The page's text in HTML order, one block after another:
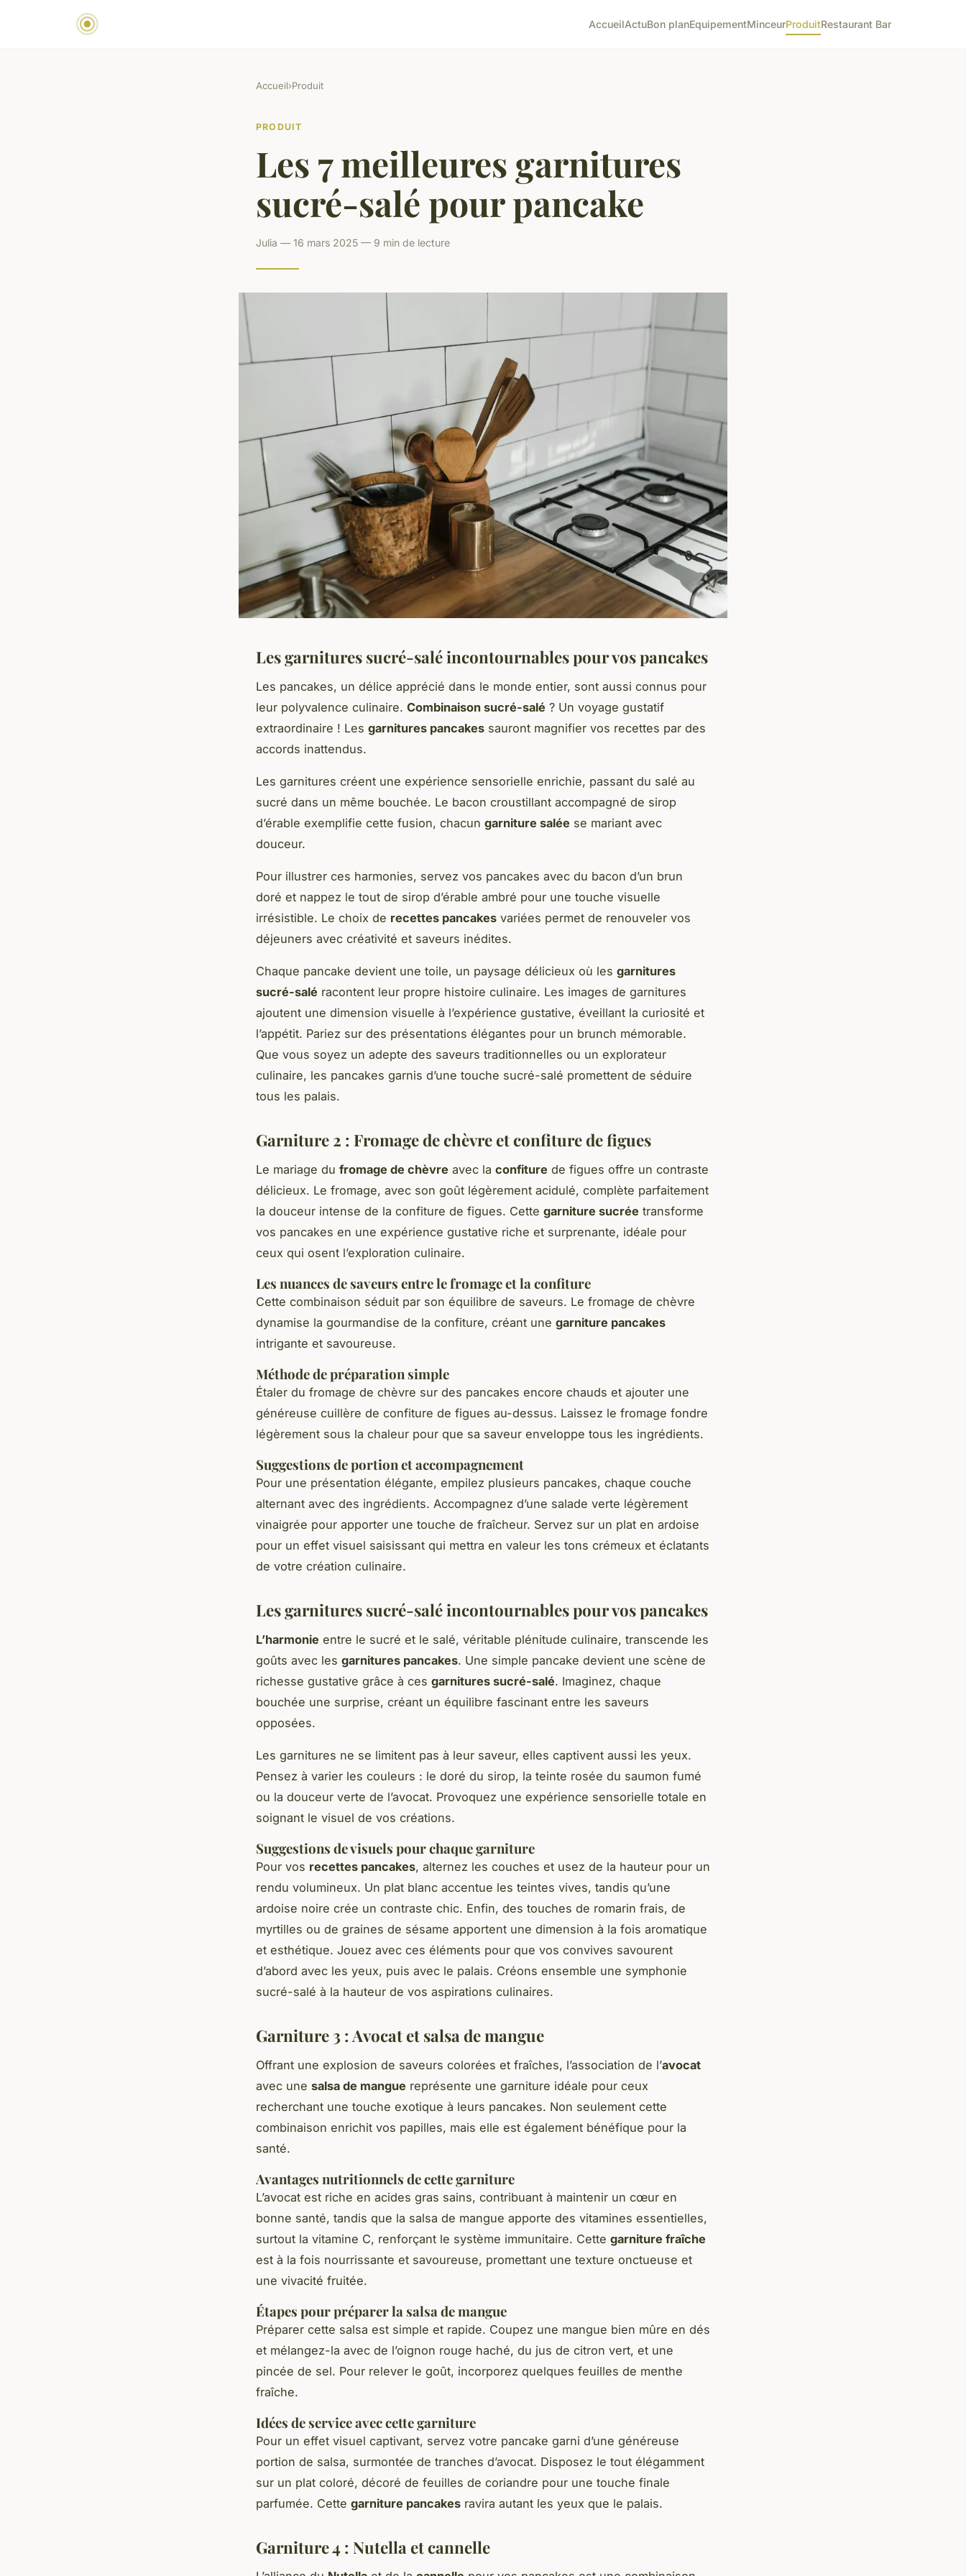
AccueilActuBon planEquipementMinceurProduitRestaurant Bar
Accueil›Produit
PRODUIT
Les 7 meilleures garnitures
sucré-salé pour pancake
Julia — 16 mars 2025 — 9 min de lecture
Les garnitures sucré-salé incontournables pour vos pancakes
Les pancakes, un délice apprécié dans le monde entier, sont aussi connus pour
leur polyvalence culinaire. Combinaison sucré-salé ? Un voyage gustatif
extraordinaire ! Les garnitures pancakes sauront magnifier vos recettes par des
accords inattendus.
Les garnitures créent une expérience sensorielle enrichie, passant du salé au
sucré dans un même bouchée. Le bacon croustillant accompagné de sirop
d’érable exemplifie cette fusion, chacun garniture salée se mariant avec
douceur.
Pour illustrer ces harmonies, servez vos pancakes avec du bacon d’un brun
doré et nappez le tout de sirop d’érable ambré pour une touche visuelle
irrésistible. Le choix de recettes pancakes variées permet de renouveler vos
déjeuners avec créativité et saveurs inédites.
Chaque pancake devient une toile, un paysage délicieux où les garnitures
sucré-salé racontent leur propre histoire culinaire. Les images de garnitures
ajoutent une dimension visuelle à l’expérience gustative, éveillant la curiosité et
l’appétit. Pariez sur des présentations élégantes pour un brunch mémorable.
Que vous soyez un adepte des saveurs traditionnelles ou un explorateur
culinaire, les pancakes garnis d’une touche sucré-salé promettent de séduire
tous les palais.
Garniture 2 : Fromage de chèvre et confiture de figues
Le mariage du fromage de chèvre avec la confiture de figues offre un contraste
délicieux. Le fromage, avec son goût légèrement acidulé, complète parfaitement
la douceur intense de la confiture de figues. Cette garniture sucrée transforme
vos pancakes en une expérience gustative riche et surprenante, idéale pour
ceux qui osent l’exploration culinaire.
Les nuances de saveurs entre le fromage et la confiture
Cette combinaison séduit par son équilibre de saveurs. Le fromage de chèvre
dynamise la gourmandise de la confiture, créant une garniture pancakes
intrigante et savoureuse.
Méthode de préparation simple
Étaler du fromage de chèvre sur des pancakes encore chauds et ajouter une
généreuse cuillère de confiture de figues au-dessus. Laissez le fromage fondre
légèrement sous la chaleur pour que sa saveur enveloppe tous les ingrédients.
Suggestions de portion et accompagnement
Pour une présentation élégante, empilez plusieurs pancakes, chaque couche
alternant avec des ingrédients. Accompagnez d’une salade verte légèrement
vinaigrée pour apporter une touche de fraîcheur. Servez sur un plat en ardoise
pour un effet visuel saisissant qui mettra en valeur les tons crémeux et éclatants
de votre création culinaire.
Les garnitures sucré-salé incontournables pour vos pancakes
L’harmonie entre le sucré et le salé, véritable plénitude culinaire, transcende les
goûts avec les garnitures pancakes. Une simple pancake devient une scène de
richesse gustative grâce à ces garnitures sucré-salé. Imaginez, chaque
bouchée une surprise, créant un équilibre fascinant entre les saveurs
opposées.
Les garnitures ne se limitent pas à leur saveur, elles captivent aussi les yeux.
Pensez à varier les couleurs : le doré du sirop, la teinte rosée du saumon fumé
ou la douceur verte de l’avocat. Provoquez une expérience sensorielle totale en
soignant le visuel de vos créations.
Suggestions de visuels pour chaque garniture
Pour vos recettes pancakes, alternez les couches et usez de la hauteur pour un
rendu volumineux. Un plat blanc accentue les teintes vives, tandis qu’une
ardoise noire crée un contraste chic. Enfin, des touches de romarin frais, de
myrtilles ou de graines de sésame apportent une dimension à la fois aromatique
et esthétique. Jouez avec ces éléments pour que vos convives savourent
d’abord avec les yeux, puis avec le palais. Créons ensemble une symphonie
sucré-salé à la hauteur de vos aspirations culinaires.
Garniture 3 : Avocat et salsa de mangue
Offrant une explosion de saveurs colorées et fraîches, l’association de l’avocat
avec une salsa de mangue représente une garniture idéale pour ceux
recherchant une touche exotique à leurs pancakes. Non seulement cette
combinaison enrichit vos papilles, mais elle est également bénéfique pour la
santé.
Avantages nutritionnels de cette garniture
L’avocat est riche en acides gras sains, contribuant à maintenir un cœur en
bonne santé, tandis que la salsa de mangue apporte des vitamines essentielles,
surtout la vitamine C, renforçant le système immunitaire. Cette garniture fraîche
est à la fois nourrissante et savoureuse, promettant une texture onctueuse et
une vivacité fruitée.
Étapes pour préparer la salsa de mangue
Préparer cette salsa est simple et rapide. Coupez une mangue bien mûre en dés
et mélangez-la avec de l’oignon rouge haché, du jus de citron vert, et une
pincée de sel. Pour relever le goût, incorporez quelques feuilles de menthe
fraîche.
Idées de service avec cette garniture
Pour un effet visuel captivant, servez votre pancake garni d’une généreuse
portion de salsa, surmontée de tranches d’avocat. Disposez le tout élégamment
sur un plat coloré, décoré de feuilles de coriandre pour une touche finale
parfumée. Cette garniture pancakes ravira autant les yeux que le palais.
Garniture 4 : Nutella et cannelle